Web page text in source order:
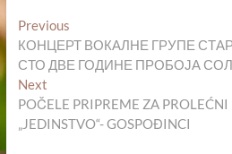
Кретање
чланка
PreviousPrevious
post:
КОНЦЕРТ ВОКАЛНЕ ГРУПЕ
СТО ДВЕ ГОДИНЕ ПРОБОЈА
NextNext
post:
POČELE PRIPREME ZA PROLEĆNI
„JEDINSTVO“- GOSPOĐINCI